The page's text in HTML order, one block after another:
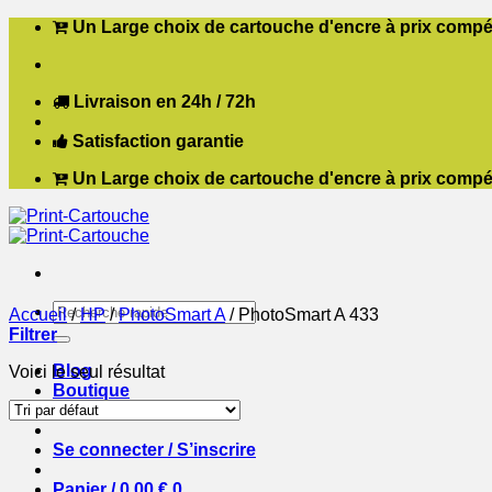
Passer
contenu
Un Large choix de cartouche d'encre à prix
Livraison en 24h / 72h
Satisfaction garantie
Un Large choix de cartouche d'encre à prix
Recherche
pour :
Blog
Boutique
Contact
Se connecter / S’inscrire
Accueil / HP / PhotoSmart A /PhotoSmart A 433
Filtrer
Voici le seul résultat